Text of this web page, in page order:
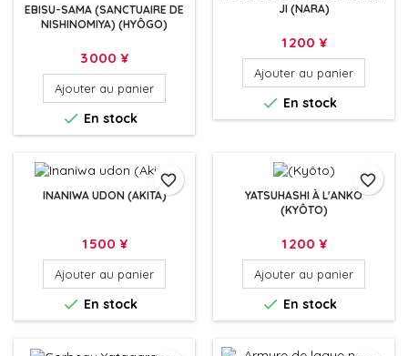
EBISU-SAMA (SANCTUAIRE DE
NISHINOMIYA) (HYÔGO)
Prix
3 000 ¥
Ajouter au panier
 En stock
JI (NARA)
Prix
1 200 ¥
Ajouter au panier
 En stock
INANIWA UDON (AKITA)
Prix
1 500 ¥
Ajouter au panier
 En stock
favorite_border
YATSUHASHI À L'ANKO
(KYÔTO)
Prix
1 200 ¥
Ajouter au panier
 En stock
favorite_border